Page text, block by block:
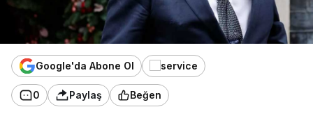
Google'da Abone Ol
0 Paylaş Beğen